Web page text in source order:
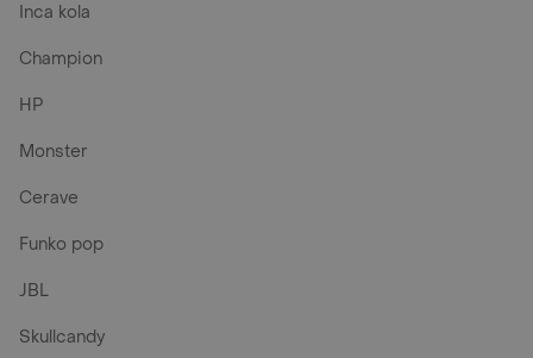
Inca kola
Champion
HP
Monster
Cerave
Funko pop
JBL
Skullcandy